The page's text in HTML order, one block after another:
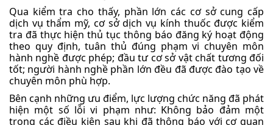
Qua kiểm tra cho thấy, phần lớn các cơ sở cung cấp
dịch vụ thẩm mỹ, cơ sở dịch vụ kính thuốc được kiểm
tra đã thực hiện thủ tục thông báo đăng ký hoạt động
theo quy định, tuân thủ đúng phạm vi chuyên môn
hành nghề được phép; đầu tư cơ sở vật chất tương đối
tốt; người hành nghề phần lớn đều đã được đào tạo về
chuyên môn phù hợp.
Bên cạnh những ưu điểm, lực lượng chức năng đã phát
hiện một số lỗi vi phạm như: Không bảo đảm một
trong các điều kiện sau khi đã thông báo với cơ quan